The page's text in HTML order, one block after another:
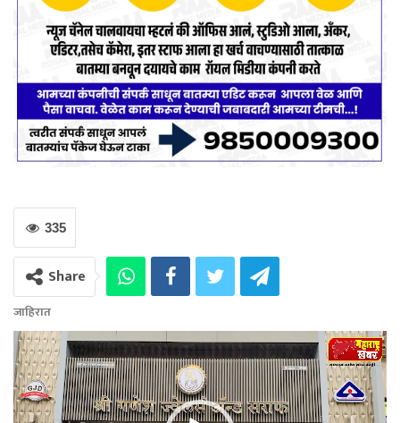
335
Share
जाहिरात
Video
Player